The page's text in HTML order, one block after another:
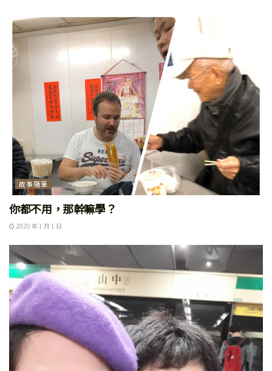
故事隨筆
你都不用，那幹嘛學？
2020 年 1 月 1 日